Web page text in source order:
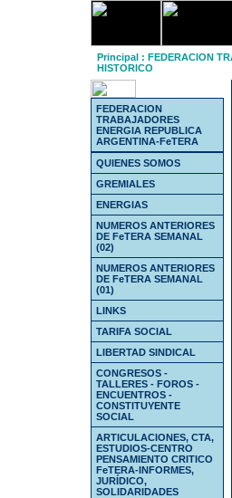
Principal : FEDERACION
HISTORICO
FEDERACION
TRABAJADORES
ENERGIA REPUBLICA
ARGENTINA-FeTERA
QUIENES SOMOS
GREMIALES
ENERGIAS
NUMEROS ANTERIORES
DE FeTERA SEMANAL
(02)
NUMEROS ANTERIORES
DE FeTERA SEMANAL
(01)
LINKS
TARIFA SOCIAL
LIBERTAD SINDICAL
CONGRESOS -
TALLERES - FOROS -
ENCUENTROS -
CONSTITUYENTE
SOCIAL
ARTICULACIONES, CTA,
ESTUDIOS-CENTRO
PENSAMIENTO CRITICO
FeTERA-INFORMES,
JURÍDICO,
SOLIDARIDADES